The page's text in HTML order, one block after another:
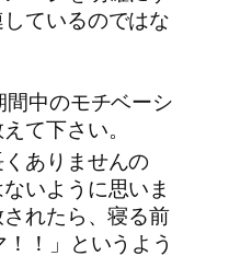
ているのではな
中のモチベーシ
て下さい。
ありませんの
いように思いま
れたら、寝る前
！」というよう